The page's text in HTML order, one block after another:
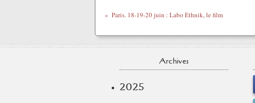
Paris. 18-19-20 juin : Labo Ethnik, le film
Archives
2025